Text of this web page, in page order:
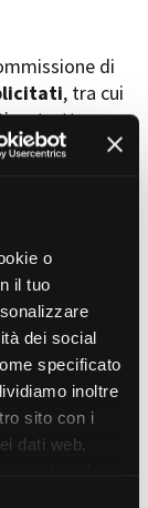
o
il tuo
dei social
specificato
inoltre
sito con i
dati web,
di
, tra cui
e strutture
l’effettiva
in sala,